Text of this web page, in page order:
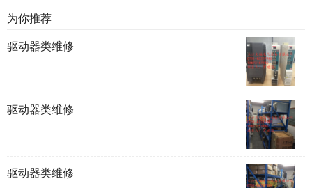
为你推荐
驱动器类维修
驱动器类维修
驱动器类维修